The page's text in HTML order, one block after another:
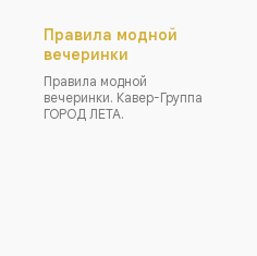
Правила модной
вечеринки
Правила модной
вечеринки. Кавер-Группа
ГОРОД ЛЕТА.